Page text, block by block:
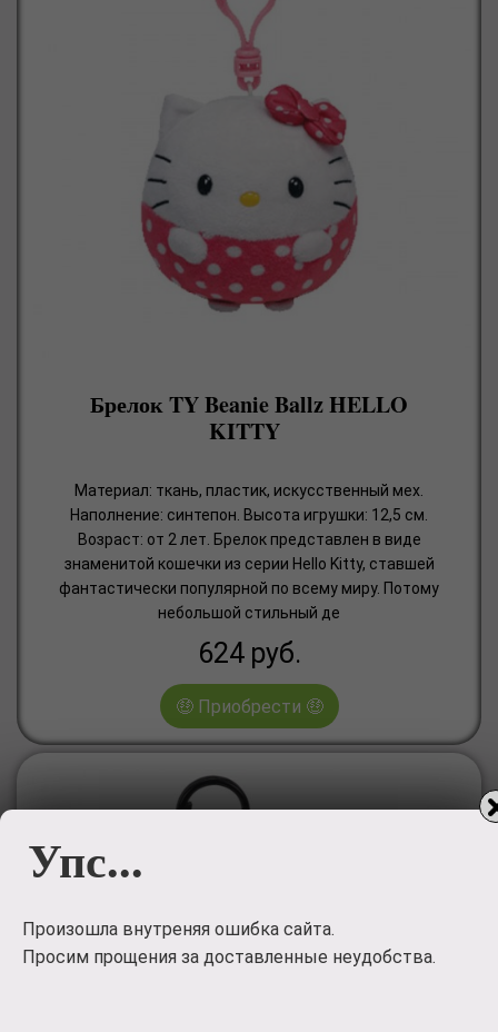
Брелок TY Beanie Ballz HELLO
KITTY
Материал: ткань, пластик, искусственный мех.
Наполнение: синтепон. Высота игрушки: 12,5 см.
Возраст: от 2 лет. Брелок представлен в виде
знаменитой кошечки из серии Hello Kitty, ставшей
фантастически популярной по всему миру. Потому
небольшой стильный де
624 руб.
🤑 Приобрести 🤑
Упс...
Произошла внутреняя ошибка сайта.
Просим прощения за доставленные неудобства.